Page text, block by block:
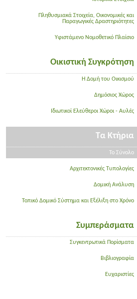
Πληθυσμιακά Στοιχεία, Οικονομικές και
Παραγωγικές Δραστηριότητες
Υφιστάμενο Νομοθετικό Πλαίσιο
Οικιστική Συγκρότηση
Η Δομή του Οικισμού
Δημόσιος Χώρος
Ιδιωτικοί Ελεύθεροι Χώροι - Αυλές
Τα Κτήρια
Το Σύνολο
Αρχιτεκτονικές Τυπολογίες
Δομική Ανάλυση
Τοπικό Δομικό Σύστημα και Εξέλιξη στο Χρόνο
Συμπεράσματα
Συγκεντρωτικά Πορίσματα
Βιβλιογραφία
Ευχαριστίες